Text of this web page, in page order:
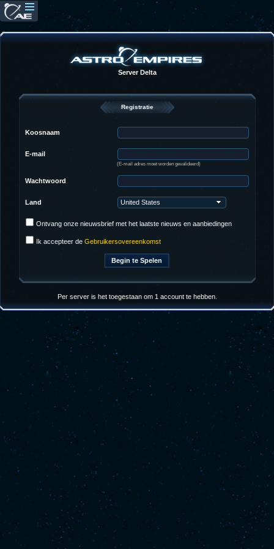
Server Delta
Registratie
Koosnaam
E-mail
(E-mail adres moet worden gevalideerd)
Wachtwoord
Land
Ontvang onze nieuwsbrief met het laatste nieuws en aanbiedingen
Ik accepteer de Gebruikersovereenkomst
Per server is het toegestaan om 1 account te hebben.